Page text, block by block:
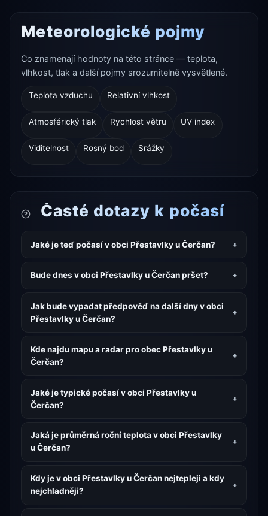
Meteorologické pojmy
Co znamenají hodnoty na této stránce — teplota,
vlhkost, tlak a další pojmy srozumitelně vysvětlené.
Teplota vzduchu Relativní vlhkost
Atmosférický tlak Rychlost větru UV index
Viditelnost Rosný bod Srážky
Časté dotazy k počasí
Jaké je teď počasí v obci Přestavlky u Čerčan?
Bude dnes v obci Přestavlky u Čerčan pršet?
Jak bude vypadat předpověď na další dny v obci
Přestavlky u Čerčan?
Kde najdu mapu a radar pro obec Přestavlky u
Čerčan?
Jaké je typické počasí v obci Přestavlky u
Čerčan?
Jaká je průměrná roční teplota v obci Přestavlky
u Čerčan?
Kdy je v obci Přestavlky u Čerčan nejtepleji a kdy
nejchladněji?